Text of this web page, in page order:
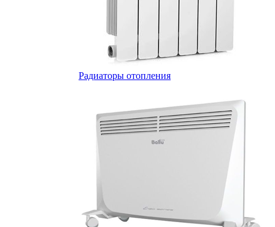
Радиаторы отопления